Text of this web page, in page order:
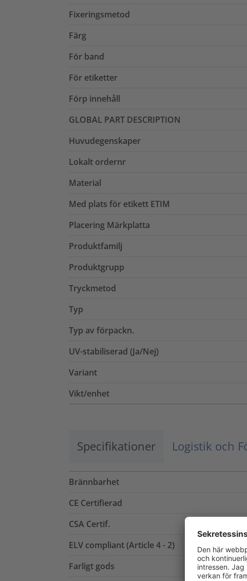
Fixeringsmetod
Färg
För band
För etiketter
Förp innehåll
GLOBAL PART DESCRIPTION
Huvudegenskaper
Lokalt ordernr
Material
Med plats för etikett ETIM
Placering Märkplatta
Produktfamilj
Produktgrupp
Tryckmetod
Typ
Typ av förpackn.
UV-stabiliserad (Ja/Nej)
Variant
Vikt/enhet
Specifikationer Logistik och
Brännbarhet
CE Certifierad
CSA Certif.
ELV compliant (Article 4 - 2)
Farligt gods